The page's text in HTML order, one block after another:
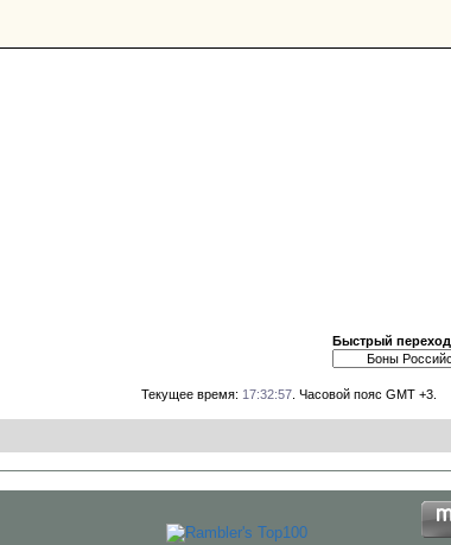
Быстрый переход
Текущее время: 17:32:57. Часовой пояс GMT +3.